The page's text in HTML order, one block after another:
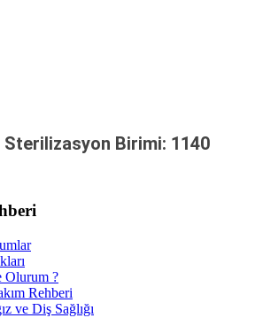
Sterilizasyon Birimi: 1140
Olurum ?
Rehberi
ve Diş Sağlığı